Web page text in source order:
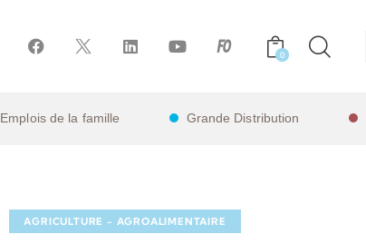
0
Emplois de la famille Grande Distribution
AGRICULTURE - AGROALIMENTAIRE